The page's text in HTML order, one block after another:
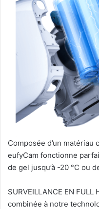
Composée d’un matériau
eufyCam fonctionne
de gel jusqu’à -20 °C ou
SURVEILLANCE EN
combinée à notre